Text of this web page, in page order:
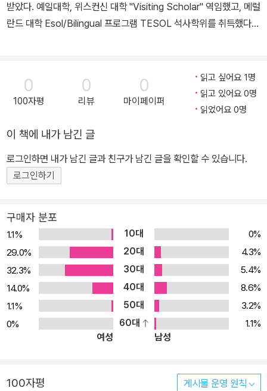
받았다. 예일대학, 위스컨신 대학 "Visiting Scholar" 역임했고, 메럴
란드 대학 Esol/Bilingual 프로그램 TESOL 석사학위를 취득했다.
0
100자평
0
리뷰
0
마이페이퍼
읽고 싶어요 1명
읽고 있어요 0명
읽었어요 0명
이 책에 내가 남긴 글
로그인하면 내가 남긴 글과 친구가 남긴 글을 확인할 수 있습니다.
로그인하기
구매자 분포
1.1% 10대
0%
29.0%
20대
4.3%
32.3%
30대
5.4%
14.0%
40대
8.6%
1.1%
50대
3.2%
0%
60대
1.1%
여성
남성
100자평 게시물 운영 원칙